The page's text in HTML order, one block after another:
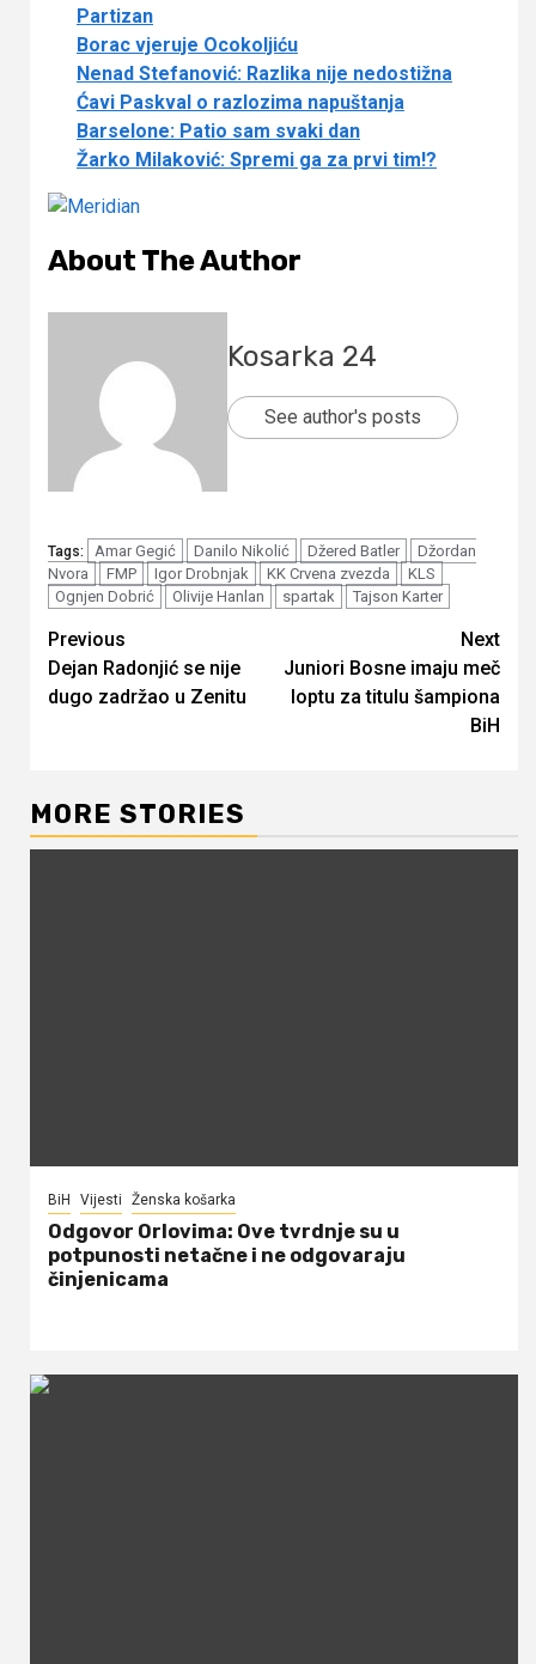
Partizan
Borac vjeruje Ocokoljiću
Nenad Stefanović: Razlika nije nedostižna
Ćavi Paskval o razlozima napuštanja
Barselone: Patio sam svaki dan
Žarko Milaković: Spremi ga za prvi tim!?
About The Author
Kosarka 24
See author's posts
Tags: Amar Gegić Danilo Nikolić Džered Batler
Džordan
Nvora
FMP Igor Drobnjak KK Crvena zvezda
KLS
Ognjen Dobrić
Olivije Hanlan spartak Tajson Karter
Continue
Reading
Previous
Dejan Radonjić se nije
dugo zadržao u Zenitu
Next
Juniori Bosne imaju meč
loptu za titulu šampiona
BiH
MORE STORIES
BiH Vijesti Ženska košarka
Odgovor Orlovima: ​Ove tvrdnje su u
potpunosti netačne i ne odgovaraju
činjenicama